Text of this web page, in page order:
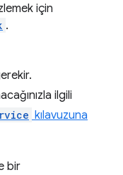
için
.
ilgili
kılavuzuna
bir